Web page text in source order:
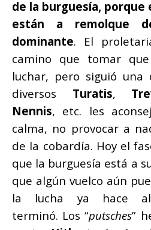
de la burguesía,
están a remolque
dominante. El
camino que tomar
luchar, pero siguió una
diversos Turatis,
Nennis, etc. les
calma, no provocar a
de la cobardía. Hoy el
que la burguesía está a
que algún vuelco aún
la lucha ya hace
terminó. Los “putsches”